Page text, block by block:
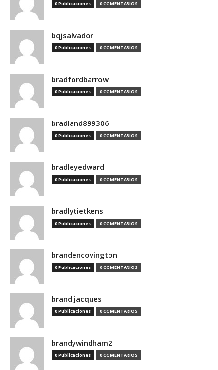
0 Publicaciones 0 COMENTARIOS
bqjsalvador
0 Publicaciones 0 COMENTARIOS
bradfordbarrow
0 Publicaciones 0 COMENTARIOS
bradland899306
0 Publicaciones 0 COMENTARIOS
bradleyedward
0 Publicaciones 0 COMENTARIOS
bradlytietkens
0 Publicaciones 0 COMENTARIOS
brandencovington
0 Publicaciones 0 COMENTARIOS
brandijacques
0 Publicaciones 0 COMENTARIOS
brandywindham2
0 Publicaciones 0 COMENTARIOS